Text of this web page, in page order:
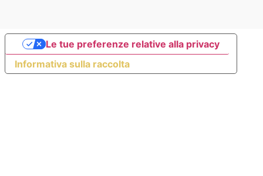
Informativa sulla raccolta
Le tue preferenze relative alla privacy